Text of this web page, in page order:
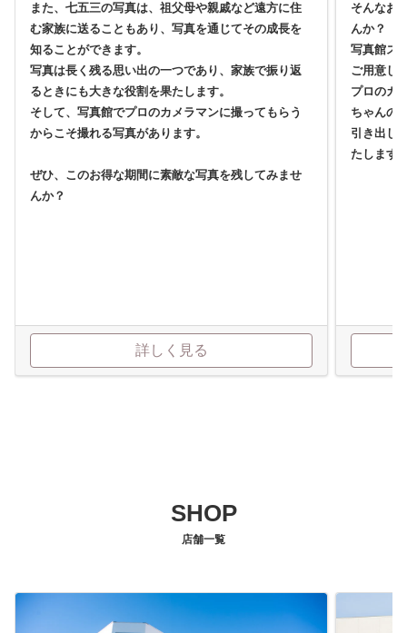
また、七五三の写真は、祖父母や親戚など遠方に住
む家族に送ることもあり、写真を通じてその成長を
知ることができます。
写真は長く残る思い出の一つであり、家族で振り返
るときにも大きな役割を果たします。
そして、写真館でプロのカメラマンに撮ってもらう
からこそ撮れる写真があります。
ぜひ、このお得な期間に素敵な写真を残してみませ
んか？
詳しく見る
そんなお
んか？
写真館ス
ご用意し
プロのカ
ちゃんの
引き出し
たします
SHOP
店舗一覧